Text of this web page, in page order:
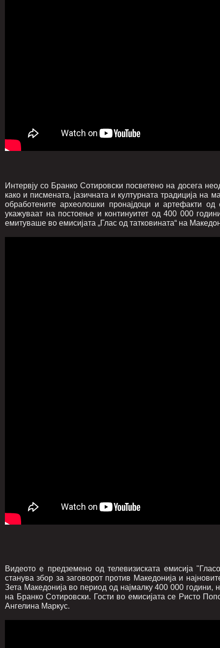
Интервју со Бранко Сотировски посветено на досега
како и писмената, јазичната и културната традиција на
обработените археолошки пронајдоци и артефакти
укажуваат на постоење и континуитет од 400 000
емитуваше во емисијата „Глас од татковината“ на
Видеото е предземено од телевизиската емисија
станува збор за заговорот против Mакедонија и
Зета Македонија во период од најмалку 400 000 години,
на Бранко Сотировски. Гости во емисијата се Ристо
Ангелина Маркус.